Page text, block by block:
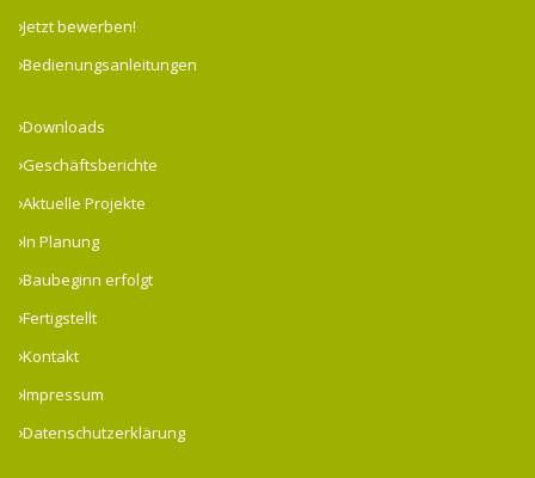
Jetzt bewerben!
Bedienungsanleitungen
Downloads
Geschäftsberichte
Aktuelle Projekte
In Planung
Baubeginn erfolgt
Fertigstellt
Kontakt
Impressum
Datenschutzerklärung